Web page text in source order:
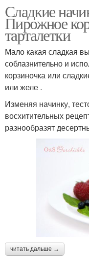
Сладкие
Пирожное
тарталетки
Мало какая сладкая
соблазнительно и
корзиночка или
или желе .
Изменяя начинку,
восхитительных
разнообразят
читать дальше →